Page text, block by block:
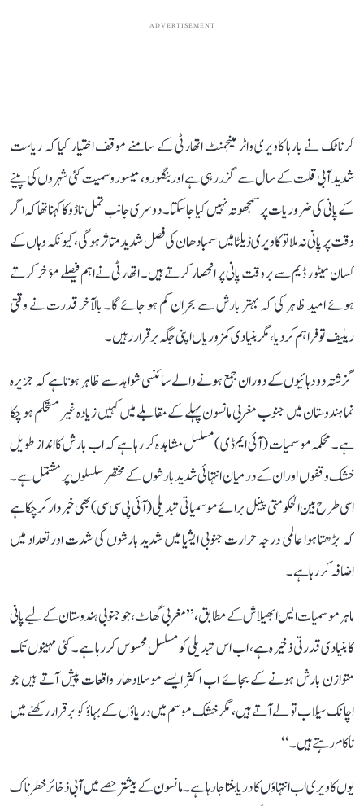
ADVERTISEMENT
کرناٹک نے بارہا کاویری واٹر مینجمنٹ اتھارٹی کے سامنے موقف اختیار کیا کہ ریاست
شدید آبی قلت کے سال سے گزر رہی ہے اور بنگلورو، میسورو سمیت کئی شہروں کی پینے
کے پانی کی ضروریات پر سمجھوتہ نہیں کیا جا سکتا۔ دوسری جانب تمل ناڈو کا کہنا تھا کہ اگر
وقت پر پانی نہ ملا تو کاویری ڈیلٹا میں سمبا دھان کی فصل شدید متاثر ہوگی، کیونکہ وہاں کے
کسان میٹور ڈیم سے بروقت پانی پر انحصار کرتے ہیں۔ اتھارٹی نے اہم فیصلے مؤخر کرتے
ہوئے امید ظاہر کی کہ بہتر بارش سے بحران کم ہو جائے گا۔ بالآخر قدرت نے وقتی
ریلیف تو فراہم کر دیا، مگر بنیادی کمزوریاں اپنی جگہ برقرار رہیں۔
گزشتہ دو دہائیوں کے دوران جمع ہونے والے سائنسی شواہد سے ظاہر ہوتا ہے کہ جزیرہ
نما ہندوستان میں جنوب مغربی مانسون پہلے کے مقابلے میں کہیں زیادہ غیر مستحکم ہو چکا
ہے۔ محکمہ موسمیات (آئی ایم ڈی) مسلسل مشاہدہ کر رہا ہے کہ اب بارش کا انداز طویل
خشک وقفوں اور ان کے درمیان انتہائی شدید بارشوں کے مختصر سلسلوں پر مشتمل ہے۔
اسی طرح بین الحکومتی پینل برائے موسمیاتی تبدیلی (آئی پی سی سی) بھی خبردار کر چکا ہے
کہ بڑھتا ہوا عالمی درجہ حرارت جنوبی ایشیا میں شدید بارشوں کی شدت اور تعداد میں
اضافہ کر رہا ہے۔
ماہر موسمیات ایس ابھیلاش کے مطابق، ’’مغربی گھاٹ، جو جنوبی ہندوستان کے لیے پانی
کا بنیادی قدرتی ذخیرہ ہے، اب اس تبدیلی کو مسلسل محسوس کر رہا ہے۔ کئی مہینوں تک
متوازن بارش ہونے کے بجائے اب اکثر ایسے موسلادھار واقعات پیش آتے ہیں جو
اچانک سیلاب تو لے آتے ہیں، مگر خشک موسم میں دریاؤں کے بہاؤ کو برقرار رکھنے میں
ناکام رہتے ہیں۔‘‘
یوں کاویری اب انتہاؤں کا دریا بنتا جا رہا ہے۔ مانسون کے بیشتر حصے میں آبی ذخائر خطرناک